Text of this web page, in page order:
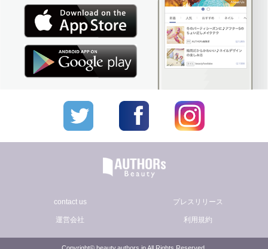
contact us プレスリリース
運営会社 利用規約